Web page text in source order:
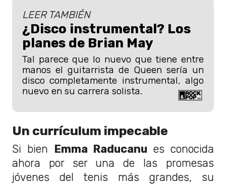
LEER TAMBIÉN
¿Disco instrumental? Los
planes de Brian May
Tal parece que lo nuevo que tiene entre
manos el guitarrista de Queen sería un
disco completamente instrumental, algo
nuevo en su carrera solista.
Un currículum impecable
Si bien Emma Raducanu es conocida
ahora por ser una de las promesas
jóvenes del tenis más grandes, su